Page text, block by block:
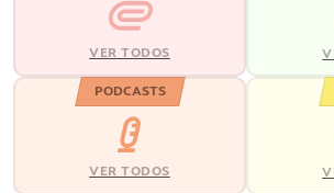
VER TODOS
PODCASTS
VER TODOS